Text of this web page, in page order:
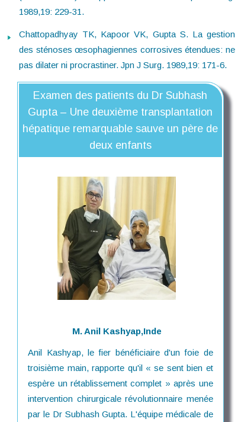
1989,19: 229-31.
Chattopadhyay TK, Kapoor VK, Gupta S. La gestion
des sténoses œsophagiennes corrosives étendues: ne
pas dilater ni procrastiner. Jpn J Surg. 1989,19: 171-6.
Examen des patients du Dr Subhash
Gupta – Une deuxième transplantation
hépatique remarquable sauve un père de
deux enfants
M. Anil Kashyap,Inde
Anil Kashyap, le fier bénéficiaire d'un foie de
troisième main, rapporte qu'il « se sent bien et
espère un rétablissement complet » après une
intervention chirurgicale révolutionnaire menée
par le Dr Subhash Gupta. L'équipe médicale de